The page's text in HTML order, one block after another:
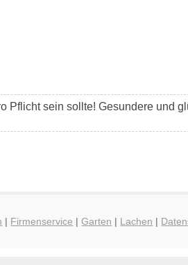
Pflicht sein sollte! Gesundere und
| Firmenservice |Garten | Lachen |